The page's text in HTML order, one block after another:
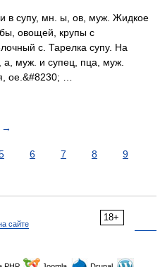
в супу, мн. ы, ов, муж. Жидкое
овощей, крупы с
с. Тарелка супу. На
а, муж. и супец, пца, муж.
ое.&#8230; …
→
6 7 8
9
18+
сайте